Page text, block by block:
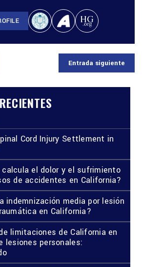
Entrada siguiente
Cord Injury Settlement in
calcula el dolor y el sufrimiento
de accidentes en California?
indemnización media por lesión
en California?
limitaciones de California en
lesiones personales: